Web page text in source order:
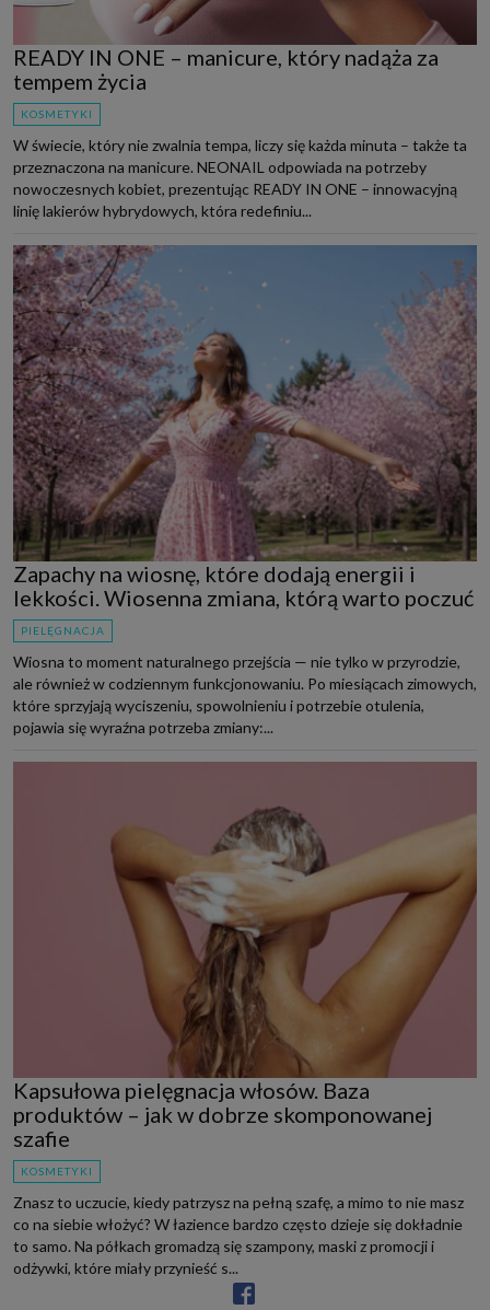
READY IN ONE – manicure, który nadąża za
tempem życia
KOSMETYKI
W świecie, który nie zwalnia tempa, liczy się każda minuta – także ta
przeznaczona na manicure. NEONAIL odpowiada na potrzeby
nowoczesnych kobiet, prezentując READY IN ONE – innowacyjną
linię lakierów hybrydowych, która redefiniu...
Zapachy na wiosnę, które dodają energii i
lekkości. Wiosenna zmiana, którą warto poczuć
PIELĘGNACJA
Wiosna to moment naturalnego przejścia — nie tylko w przyrodzie,
ale również w codziennym funkcjonowaniu. Po miesiącach zimowych,
które sprzyjają wyciszeniu, spowolnieniu i potrzebie otulenia,
pojawia się wyraźna potrzeba zmiany:...
Kapsułowa pielęgnacja włosów. Baza
produktów – jak w dobrze skomponowanej
szafie
KOSMETYKI
Znasz to uczucie, kiedy patrzysz na pełną szafę, a mimo to nie masz
co na siebie włożyć? W łazience bardzo często dzieje się dokładnie
to samo. Na półkach gromadzą się szampony, maski z promocji i
odżywki, które miały przynieść s...